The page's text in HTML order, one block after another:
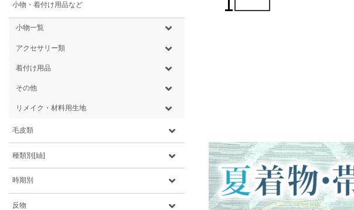
小物・着付け用品など
小物一覧
アクセサリー類
着付け用品
その他
リメイク・材料用生地
毛皮類
種類別[紬]
時期別
反物